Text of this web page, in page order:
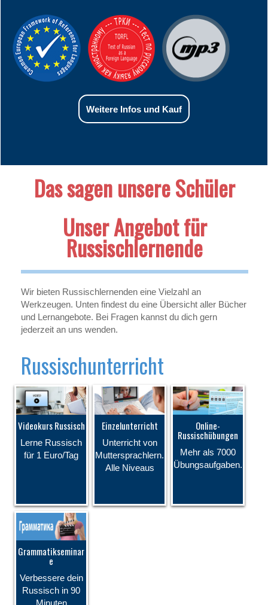
Weitere Infos und Kauf
Das sagen unsere Schüler
Unser Angebot für
Russischlernende
Wir bieten Russischlernenden eine Vielzahl an
Werkzeugen. Unten findest du eine Übersicht aller Bücher
und Lernangebote. Bei Fragen kannst du dich gern
jederzeit an uns wenden.
Russischunterricht
Videokurs Russisch
Lerne Russisch
für 1 Euro/Tag
Einzelunterricht
Unterricht von
Muttersprachlern.
Alle Niveaus
Online-
Russischübungen
Mehr als 7000
Übungsaufgaben.
Grammatikseminar
e
Verbessere dein
Russisch in 90